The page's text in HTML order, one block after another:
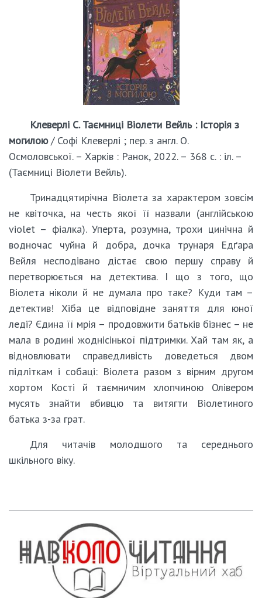
Клеверлі С. Таємниці Віолети Вейль : Історія з
могилою/ Софі Клеверлі ; пер. з англ. О.
Осмоловської. – Харків : Ранок, 2022. – 368 с. : іл. –
(Таємниці Віолети Вейль).
Тринадцятирічна Віолета за характером зовсім
не квіточка, на честь якої її назвали (англійською
violet – фіалка). Уперта, розумна, трохи цинічна й
водночас чуйна й добра, дочка трунаря Едґара
Вейля несподівано дістає свою першу справу й
перетворюється на детектива. І що з того, що
Віолета ніколи й не думала про таке? Куди там –
детектив! Хіба це відповідне заняття для юної
леді? Єдина її мрія – продовжити батьків бізнес – не
мала в родині жоднісінької підтримки. Хай там як, а
відновлювати справедливість доведеться двом
підліткам і собаці: Віолета разом з вірним другом
хортом Кості й таємничим хлопчиною Олівером
мусять знайти вбивцю та витягти Віолетиного
батька з-за грат.
Для читачів молодшого та середнього
шкільного віку.